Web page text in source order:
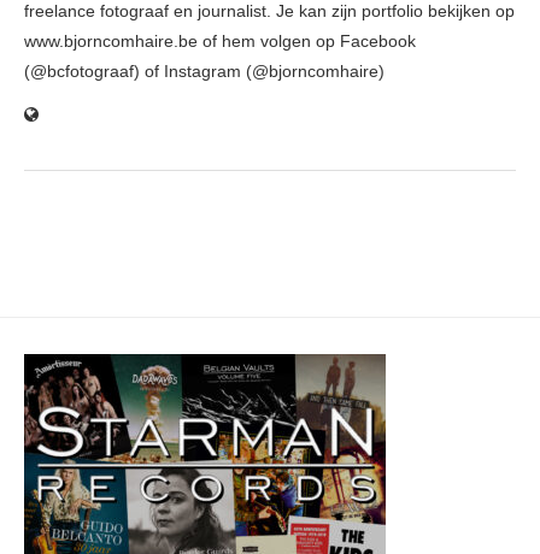
freelance fotograaf en journalist. Je kan zijn portfolio bekijken op
www.bjorncomhaire.be of hem volgen op Facebook
(@bcfotograaf) of Instagram (@bjorncomhaire)